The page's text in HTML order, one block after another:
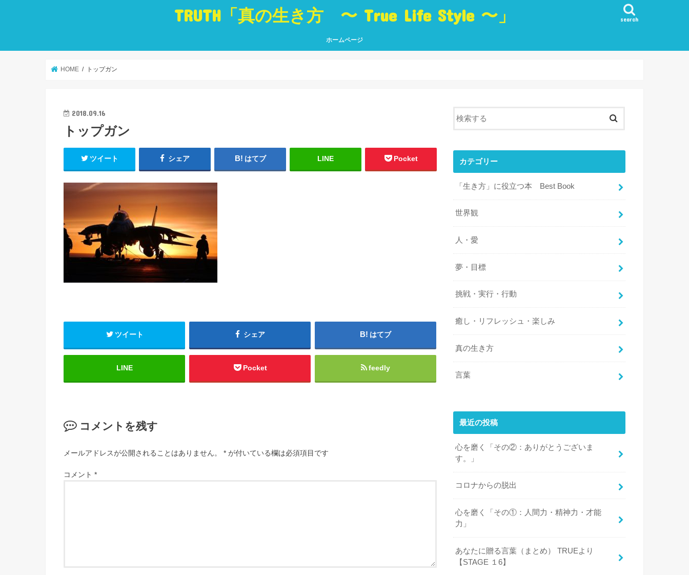
TRUTH「真の生き方 〜 True Life Style 〜」 search
ホームページ
HOME トップガン
2018.09.16
トップガン
ツイート シェア はてブ LINE Pocket
ツイート シェア はてブ
LINE Pocket feedly
コメントを残す
メールアドレスが公開されることはありません。 * が付いている欄は必須項目です
コメント *
カテゴリー
「生き方」に役立つ本 Best Book
世界観
人・愛
夢・目標
挑戦・実行・行動
癒し・リフレッシュ・楽しみ
真の生き方
言葉
最近の投稿
心を磨く「その②：ありがとうございま
す。」
コロナからの脱出
心を磨く「その①：人間力・精神力・才能
力」
あなたに贈る言葉（まとめ） TRUEより
【STAGE １6】